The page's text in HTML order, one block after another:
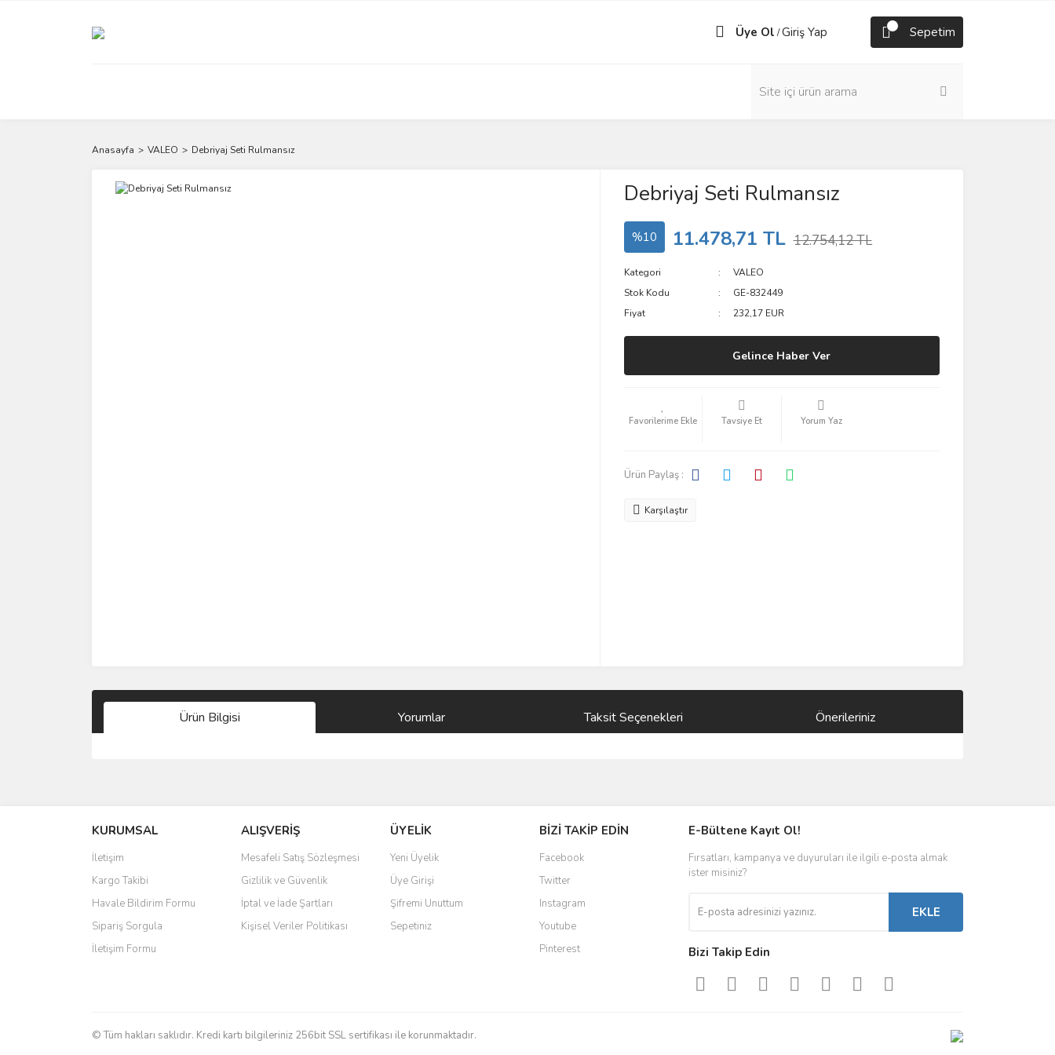
Üye Ol /Giriş Yap Sepetim
Anasayfa VALEO Debriyaj Seti Rulmansız
Debriyaj Seti Rulmansız
%10 11.478,71 TL 12.754,12 TL
Kategori
VALEO
Stok Kodu
GE-832449
Fiyat
232,17 EUR
Gelince Haber Ver
Tavsiye Et Yorum Yaz
Ürün Paylaş :
Karşılaştır
Ürün Bilgisi Yorumlar Taksit Seçenekleri Önerileriniz
Ürün resmi kalitesiz, bozuk veya görüntülenemiyor.
Ürün açıklamasında eksik bilgiler bulunuyor.
Ürün bilgilerinde hatalar bulunuyor.
Ürün fiyatı diğer sitelerden daha pahalı.
Bu ürüne benzer farklı alternatifler olmalı.
KURUMSAL
İletişim
Kargo Takibi
Havale Bildirim Formu
Sipariş Sorgula
İletişim Formu
ALIŞVERİŞ
Mesafeli Satış Sözleşmesi
Gizlilik ve Güvenlik
İptal ve İade Şartları
Kişisel Veriler Politikası
ÜYELİK
Yeni Üyelik
Üye Girişi
Şifremi Unuttum
Sepetiniz
BİZİ TAKİP EDİN
Facebook
Twitter
Instagram
Youtube
Pinterest
E-Bültene Kayıt Ol!
Fırsatları, kampanya ve duyuruları ile ilgili e-posta almak
ister misiniz?
EKLE
Bizi Takip Edin
© Tüm hakları saklıdır. Kredi kartı bilgileriniz 256bit SSL sertifikası ile korunmaktadır.